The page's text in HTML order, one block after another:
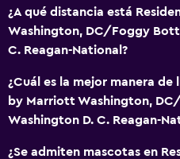
¿A qué distancia está
Washington, DC/Foggy
C. Reagan-National?
¿Cuál es la mejor manera de
by Marriott Washington,
Washington D. C. Reagan-
¿Se admiten mascotas en